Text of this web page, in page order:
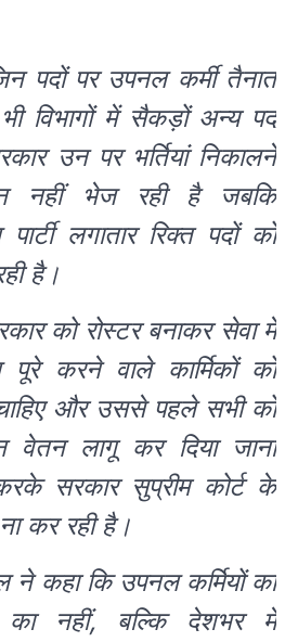
पदों पर उपनल कर्मी तैनात
विभागों में सैकड़ों अन्य पद
उन पर भर्तियां निकालने
नहीं भेज रही है जबकि
पार्टी लगातार रिक्त पदों को
है।
को रोस्टर बनाकर सेवा में
पूरे करने वाले कार्मिकों को
और उससे पहले सभी को
वेतन लागू कर दिया जाना
सरकार सुप्रीम कोर्ट के
कर रही है।
ने कहा कि उपनल कर्मियों का
का नहीं, बल्कि देशभर में